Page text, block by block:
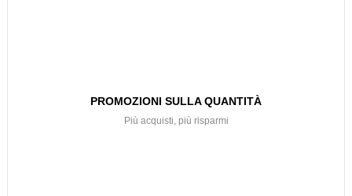
PROMOZIONI SULLA QUANTITÀ
Più acquisti, più risparmi